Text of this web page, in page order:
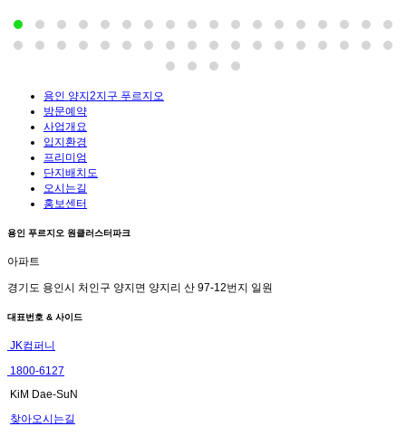
용인 양지2지구 푸르지오
방문예약
사업개요
입지환경
프리미엄
단지배치도
오시는길
홍보센터
용인 푸르지오 원클러스터파크
아파트
경기도 용인시 처인구 양지면 양지리 산 97-12번지 일원
대표번호 & 사이드
JK컴퍼니
1800-6127
KiM Dae-SuN
찾아오시는길